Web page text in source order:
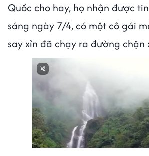
Quốc cho hay, họ nhận được
sáng ngày 7/4, có một cô gái
say xỉn đã chạy ra đường chặn
Next video in 1